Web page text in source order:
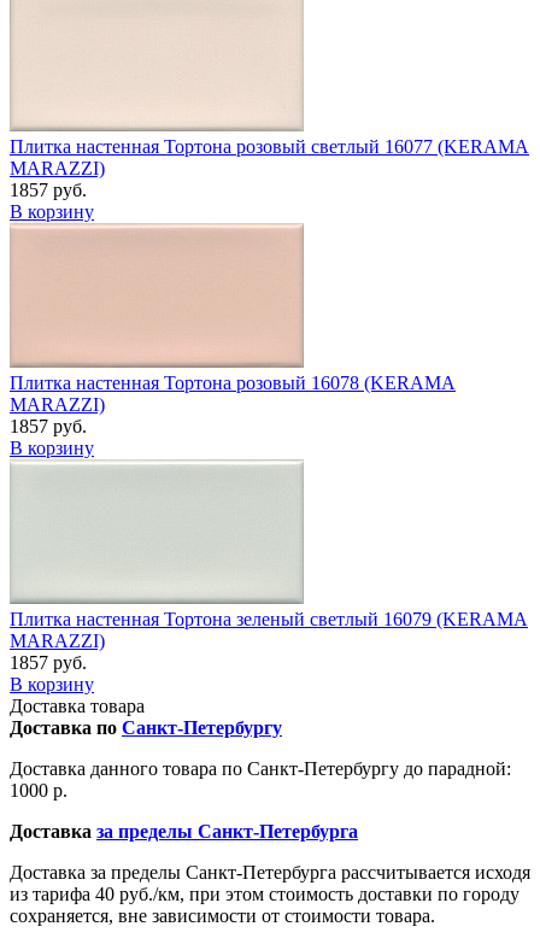
Плитка настенная Тортона розовый светлый 16077 (KERAMA
MARAZZI)
1857 руб.
В корзину
Плитка настенная Тортона розовый 16078 (KERAMA
MARAZZI)
1857 руб.
В корзину
Плитка настенная Тортона зеленый светлый 16079 (KERAMA
MARAZZI)
1857 руб.
В корзину
Доставка товара
Доставка по Санкт-Петербургу
Доставка данного товара по Санкт-Петербургу до парадной:
1000 р.
Доставка за пределы Санкт-Петербурга
Доставка за пределы Санкт-Петербурга рассчитывается исходя
из тарифа 40 руб./км, при этом стоимость доставки по городу
сохраняется, вне зависимости от стоимости товара.